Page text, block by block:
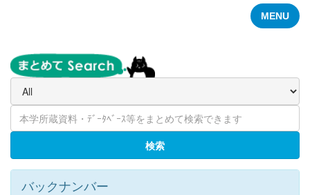
MENU
検索
バックナンバー